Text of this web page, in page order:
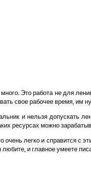
Это работа не для
свое рабочее время, им
и нельзя допускать
ресурсах можно
очень легко и справится с
и главное умеете